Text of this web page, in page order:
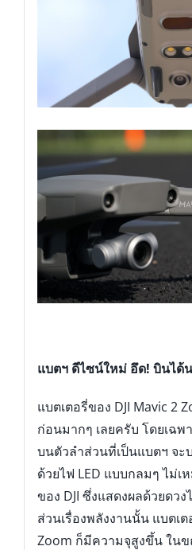
แบตฯ ดีไซน์ใหม่ อึด! บินได้
แบตเตอรี่ของ DJI Mavic 2
ก่อนมากๆ เลยครับ โดยเฉพ
บนตัวลำส่วนที่เป็นแบตฯ จ
ด้วยไฟ LED แบบกลมๆ ไม่เ
ของ DJI ซึ่งแสดงผลด้วยดวง
ส่วนเรื่องพลังงานนั้น แบตเต
Zoom ก็มีความจุสูงขึ้น ใน